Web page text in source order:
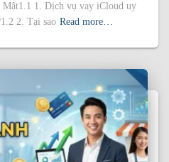
Mật1.1 1. Dịch vụ vay iCloud uy
2. Tại sao Read more…